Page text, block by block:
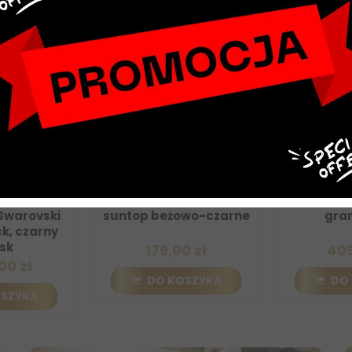
Lady Pure
czarny
NOWY
Rękawiczki letnie UVEX
suntop beżowo-czarne
DO KOSZYKA
Kurtka
DO